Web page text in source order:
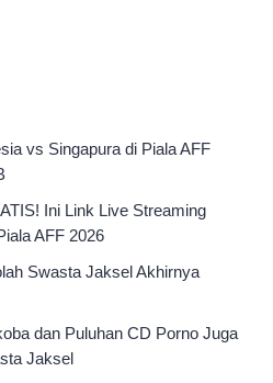
vs Singapura di Piala AFF
Ini Link Live Streaming
AFF 2026
Swasta Jaksel Akhirnya
dan Puluhan CD Porno Juga
Jaksel